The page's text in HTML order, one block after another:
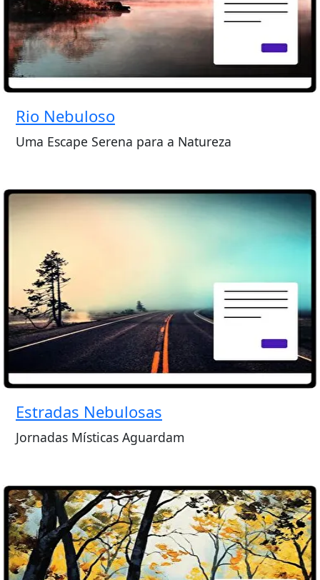
Rio Nebuloso
Uma Escape Serena para a Natureza
Estradas Nebulosas
Jornadas Místicas Aguardam